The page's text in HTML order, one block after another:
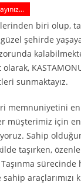
biri olup,
şehirde
sunmaktayız.
memnuniyetini
müşterimiz için
Sahip
taşırken,
sürecinde
araçlarımızı